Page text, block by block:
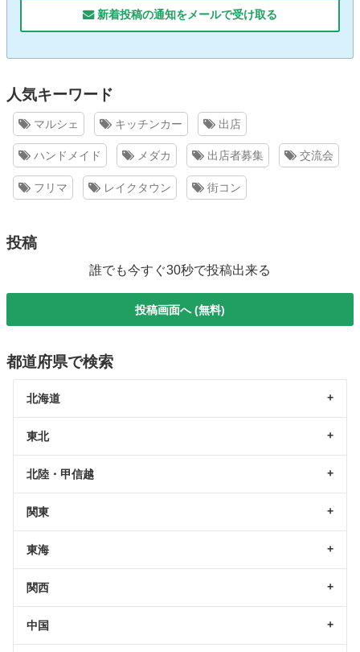
新着投稿の通知をメールで受け取る
人気キーワード
マルシェ キッチンカー 出店
ハンドメイド メダカ 出店者募集 交流会
フリマ レイクタウン 街コン
投稿
誰でも今すぐ30秒で投稿出来る
投稿画面へ (無料)
都道府県で検索
北海道
東北
北陸・甲信越
関東
東海
関西
中国